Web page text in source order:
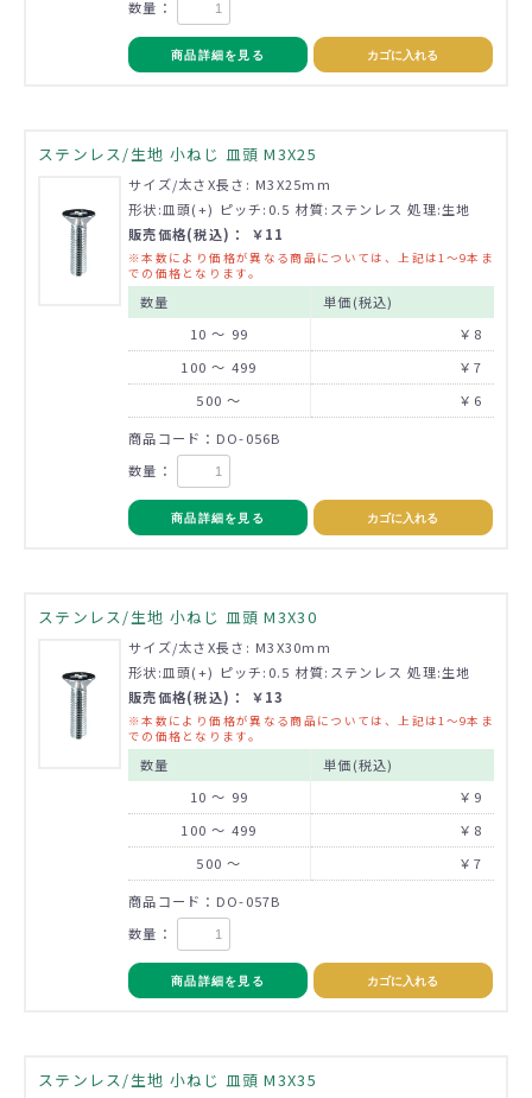
数量：
商品詳細を見る カゴに入れる
ステンレス/生地 小ねじ 皿頭 M3X25
サイズ/太さX長さ: M3X25mm
形状:皿頭(+) ピッチ:0.5 材質:ステンレス 処理:生地
販売価格(税込)： ￥11
※本数により価格が異なる商品については、上記は1～9本ま
での価格となります。
数量
単価(税込)
10 ～ 99
￥8
100 ～ 499
￥7
500 ～
￥6
商品コード：DO-056B
数量：
商品詳細を見る カゴに入れる
ステンレス/生地 小ねじ 皿頭 M3X30
サイズ/太さX長さ: M3X30mm
形状:皿頭(+) ピッチ:0.5 材質:ステンレス 処理:生地
販売価格(税込)： ￥13
※本数により価格が異なる商品については、上記は1～9本ま
での価格となります。
数量
単価(税込)
10 ～ 99
￥9
100 ～ 499
￥8
500 ～
￥7
商品コード：DO-057B
数量：
商品詳細を見る カゴに入れる
ステンレス/生地 小ねじ 皿頭 M3X35